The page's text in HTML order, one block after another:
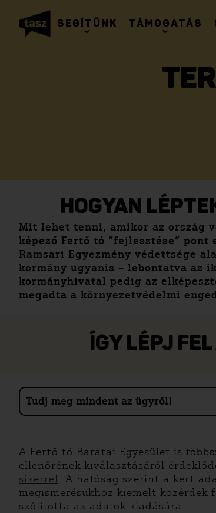
SEGÍTÜNK TÁMOGATÁS
HOGYAN
Mit lehet tenni, amikor az ország
képező Fertő tó “fejlesztése”
Ramsari Egyezmény védettsége
kormány ugyanis – lebontatva az
kormányhivatal pedig az
megadta a környezetvédelmi
ÍGY LÉPJ
Tudj meg mindent az ügyről!
A Fertő tő Barátai Egyesület is
ellenőrének kiválasztásáról
sikerrel. A hatóság szerint a kért
megismerésükhöz kiemelt
szólította az adatok kiadására.